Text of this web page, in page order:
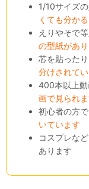
1/10サイズ
くても分かる
えりやそで
の型紙があり
芯を貼った
分けされて
400本以上動
画で見られ
初心者の方
いています
コスプレな
あります